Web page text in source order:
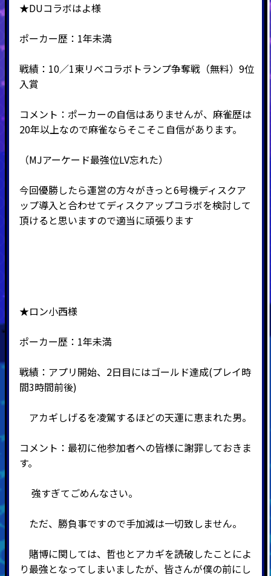
★DUコラボはよ様
ポーカー歴：1年未満
戦績：10／1東リベコラボトランプ争奪戦（無料）9位
入賞
コメント：ポーカーの自信はありませんが、麻雀歴は
20年以上なので麻雀ならそこそこ自信があります。
（MJアーケード最強位LV忘れた）
今回優勝したら運営の方々がきっと6号機ディスクア
ップ導入と合わせてディスクアップコラボを検討して
頂けると思いますので適当に頑張ります
★ロン小西様
ポーカー歴：1年未満
戦績：アプリ開始、2日目にはゴールド達成(プレイ時
間3時間前後)
アカギしげるを凌駕するほどの天運に恵まれた男。
コメント：最初に他参加者への皆様に謝罪しておきま
す。
強すぎてごめんなさい。
ただ、勝負事ですので手加減は一切致しません。
賭博に関しては、哲也とアカギを読破したことによ
り最強となってしまいましたが、皆さんが僕の前にし